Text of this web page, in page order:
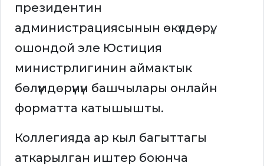
президентин
администрациясынын өкүлдөрү,
ошондой эле Юстиция
министрлигинин аймактык
бөлүмдөрүнүн башчылары онлайн
форматта катышышты.
Коллегияда ар кыл багыттагы
аткарылган иштер боюнча